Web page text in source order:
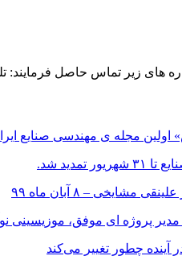
تلفن: ۸۸۶۶۳۷۸۷-۸۸۶۶۳۷۸۸-۸۸۶۶۳۷۸۹ فکس: ۹-
مجله ی مهندسی صنایع
شد.
– ۸ آبان ماه ۹۹
پروژه ای موفق، موزیسینی
آینده چطور تغییر می‌کند